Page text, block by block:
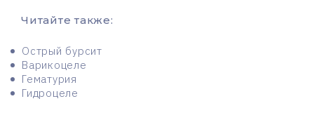
Читайте также:
Острый бурсит
Варикоцеле
Гематурия
Гидроцеле